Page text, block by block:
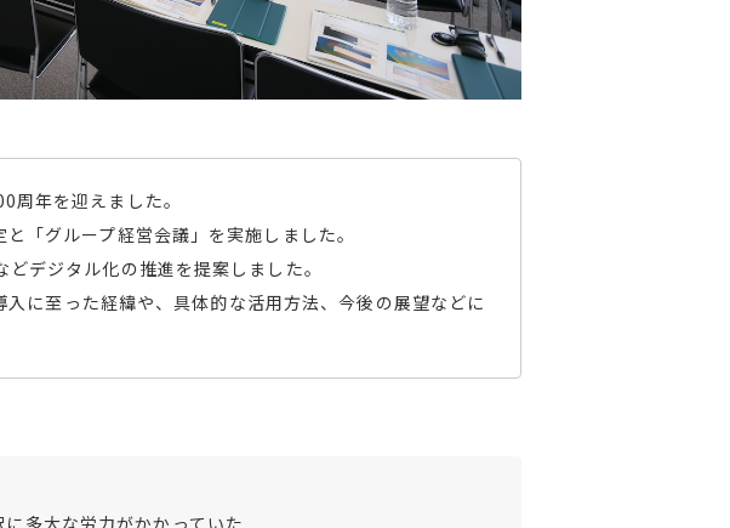
年を迎えました。
「グループ経営会議」を実施しました。
デジタル化の推進を提案しました。
に至った経緯や、具体的な活用方法、今後の展望などに